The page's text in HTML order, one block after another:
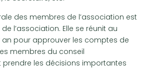
des membres de l’association est
l’association. Elle se réunit au
pour approuver les comptes de
membres du conseil
prendre les décisions importantes